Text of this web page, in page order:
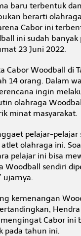
p
v
baru terbentuk
berarti
Cabor ini
ini sudah banyak
23 Juni 2022.
Cabor Woodball di
14 orang. Dalam
ingin
olahraga
minat masyarakat.
pelajar-pelajar
olahraga ini.
pelajar ini bisa
Woodball sendiri
ujarnya.
kemenangan
Cabor ini
pada tahun ini.